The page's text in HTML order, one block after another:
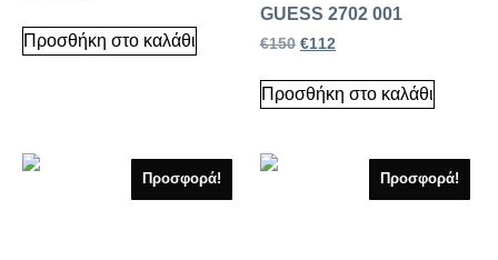
Προσθήκη στο καλάθι
GUESS 2702 001
€150 €112
Προσθήκη στο καλάθι
Προσφορά! Προσφορά!